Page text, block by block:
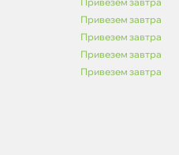
Привезем завтра
Привезем завтра
Привезем завтра
Привезем завтра